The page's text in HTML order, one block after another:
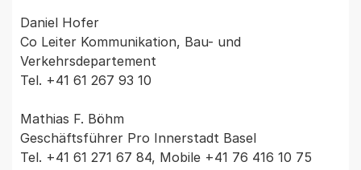
Daniel Hofer
Co Leiter Kommunikation, Bau- und
Verkehrsdepartement
Tel. +41 61 267 93 10
Mathias F. Böhm
Geschäftsführer Pro Innerstadt Basel
Tel. +41 61 271 67 84, Mobile +41 76 416 10 75